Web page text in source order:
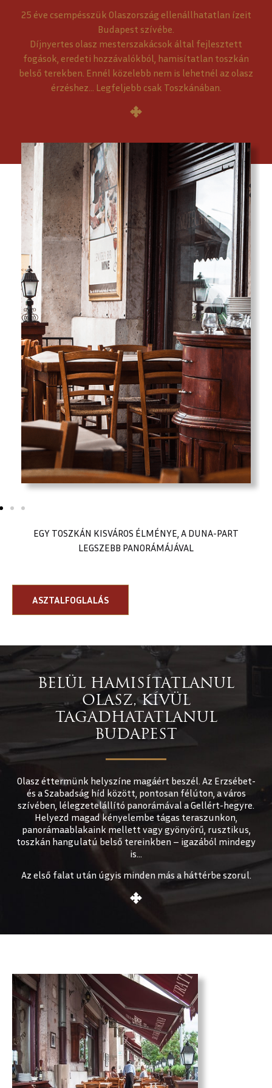
25 éve csempésszük Olaszország ellenállhatatlan ízeit
Budapest szívébe.
Díjnyertes olasz mesterszakácsok által fejlesztett
fogások, eredeti hozzávalókból, hamisítatlan toszkán
belső terekben. Ennél közelebb nem is lehetnél az olasz
érzéshez… Legfeljebb csak Toszkánában.
EGY TOSZKÁN KISVÁROS ÉLMÉNYE, A DUNA-PART
LEGSZEBB PANORÁMÁJÁVAL
ASZTALFOGLALÁS
BELÜL HAMISÍTATLANUL
OLASZ, KÍVÜL
TAGADHATATLANUL
BUDAPEST
Olasz éttermünk helyszíne magáért beszél. Az Erzsébet-
és a Szabadság híd között, pontosan félúton, a város
szívében, lélegzetelállító panorámával a Gellért-hegyre.
Helyezd magad kényelembe tágas teraszunkon,
panorámaablakaink mellett vagy gyönyörű, rusztikus,
toszkán hangulatú belső tereinkben – igazából mindegy
is…
Az első falat után úgyis minden más a háttérbe szorul.